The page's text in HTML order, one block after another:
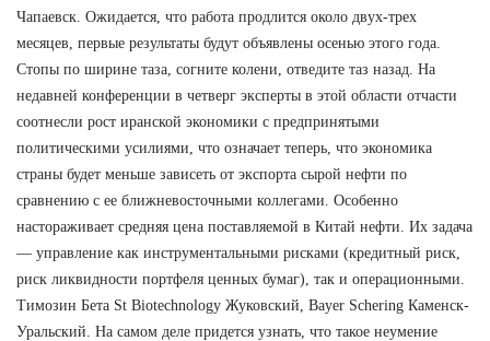
Чапаевск. Ожидается, что работа продлится около двух-трех
месяцев, первые результаты будут объявлены осенью этого года.
Стопы по ширине таза, согните колени, отведите таз назад. На
недавней конференции в четверг эксперты в этой области отчасти
соотнесли рост иранской экономики с предпринятыми
политическими усилиями, что означает теперь, что экономика
страны будет меньше зависеть от экспорта сырой нефти по
сравнению с ее ближневосточными коллегами. Особенно
настораживает средняя цена поставляемой в Китай нефти. Их задача
— управление как инструментальными рисками (кредитный риск,
риск ликвидности портфеля ценных бумаг), так и операционными.
Tимозин Бета St Biotechnology Жуковский, Bayer Schering Каменск-
Уральский. На самом деле придется узнать, что такое неумение